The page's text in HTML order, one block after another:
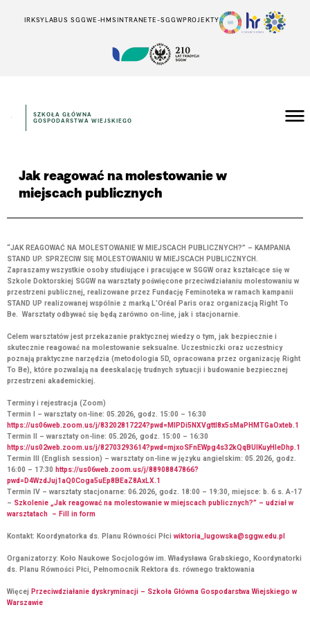
IRKSYLABUS SGGWE-HMSINTRANETE-SGGWPROJEKTY
SZKOŁA GŁÓWNA
GOSPODARSTWA WIEJSKIEGO
Jak reagować na molestowanie w
miejscach publicznych
“JAK REAGOWAĆ NA MOLESTOWANIE W MIEJSCACH PUBLICZNYCH?” – KAMPANIA
STAND UP. SPRZECIW SIĘ MOLESTOWANIU W MIEJSCACH PUBLICZNYCH.
Zapraszamy wszystkie osoby studiujące i pracujące w SGGW oraz kształcące się w
Szkole Doktorskiej SGGW na warsztaty poświęcone przeciwdziałaniu molestowaniu w
przestrzeni publicznej, realizowane przez Fundację Feminoteka w ramach kampanii
STAND UP realizowanej wspólnie z marką L’Oréal Paris oraz organizacją Right To
Be. Warsztaty odbywać się będą zarówno on-line, jak i stacjonarnie.
Celem warsztatów jest przekazanie praktycznej wiedzy o tym, jak bezpiecznie i
skutecznie reagować na molestowanie seksualne. Uczestniczki oraz uczestnicy
poznają praktyczne narzędzia (metodologia 5D, opracowana przez organizację Right
To Be), które pozwalają na deeskalację trudnych sytuacji i budowanie bezpiecznej
przestrzeni akademickiej.
Terminy i rejestracja (Zoom)
Termin I – warsztaty on-line: 05.2026, godz. 15:00 – 16:30
https://us06web.zoom.us/j/83202817224?pwd=MlPDi5NXVgttl8x5sMaPHMTGaOxteb.1
Termin II – warsztaty on-line: 05.2026, godz. 15:00 – 16:30
https://us02web.zoom.us/j/82703293614?pwd=mjxoSFnEWpg4s32kQqBUIKuyHIeDhp.1
Termin III (English session) – warsztaty on-line w języku angielskim: 05.2026, godz.
16:00 – 17:30 https://us06web.zoom.us/j/88908847866?
pwd=D4WzdJuj1aQ0Coga5uEp8BEaZ8AxLX.1
Termin IV – warsztaty stacjonarne: 06.2026, godz. 18:00 – 19:30, miejsce: b. 6 s. A-17
– Szkolenie „Jak reagować na molestowanie w miejscach publicznych?” – udział w
warsztatach – Fill in form
Kontakt: Koordynatorka ds. Planu Równości Płciwiktoria_lugowska@sggw.edu.pl
Organizatorzy: Koło Naukowe Socjologów im. Władysława Grabskiego, Koordynatorki
ds. Planu Równości Płci, Pełnomocnik Rektora ds. równego traktowania
Więcej Przeciwdziałanie dyskryminacji – Szkoła Główna Gospodarstwa Wiejskiego w
Warszawie